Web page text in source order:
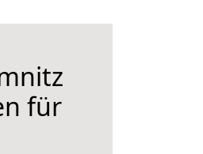
für